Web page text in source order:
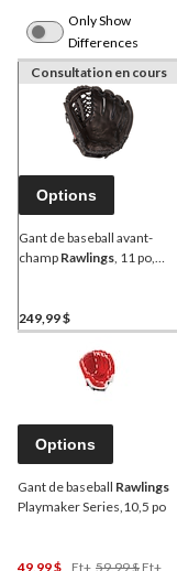
Only Show
Differences
Consultation en cours
Options
Gant de baseball avant-
champ Rawlings , 11 po,
249,99 $
Options
Gant de baseball Rawlings
Playmaker Series,10,5 po
49,99 $ Et+ 59,99 $ Et+Prix